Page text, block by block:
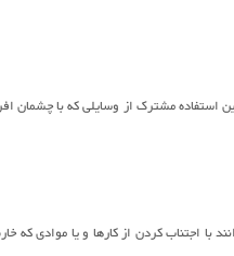
استفاده مشترک از وسایلی که با چشمان
اجتناب کردن از کارها و یا موادی که